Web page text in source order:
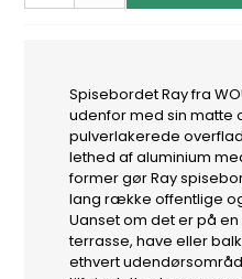
Spisebordet Ray fra
udenfor med sin matte
pulverlakerede
lethed af aluminium
former gør Ray
lang række offentlige
Uanset om det er på
terrasse, have eller
ethvert